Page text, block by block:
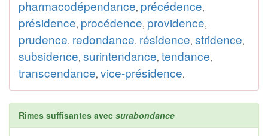
pharmacodépendance, précédence,
présidence, procédence, providence,
prudence, redondance, résidence, stridence,
subsidence, surintendance, tendance,
transcendance, vice-présidence.
Rimes suffisantes avec surabondance